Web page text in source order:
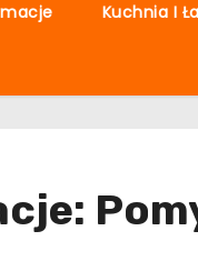
Kuchnia I